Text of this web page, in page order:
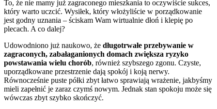
To, że nie mamy już zagraconego mieszkania to oczywiście sukces,
który warto uczcić. Wysiłek, który włożyliście w porządkowanie
jest godny uznania – ściskam Wam wirtualnie dłoń i klepię po
plecach. A co dalej?
Udowodniono już naukowo, że długotrwałe przebywanie w
zagraconych, zabałaganionych domach zwiększa ryzyko
powstawania wielu chorób, również szybszego zgonu. Czyste,
uporządkowane przestrzenie dają spokój i koją nerwy.
Równocześnie puste półki zbyt łatwo sprawiają wrażenie, jakbyśmy
mieli zapełnić je zaraz czymś nowym. Jednak stan spokoju może się
wówczas zbyt szybko skończyć.